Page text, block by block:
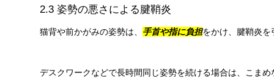
2.3 姿勢の悪さによる腱鞘炎
猫背や前かがみの姿勢は、 手首や指に負担をかけ、腱鞘炎を
デスクワークなどで長時間同じ姿勢を続ける場合は、こま